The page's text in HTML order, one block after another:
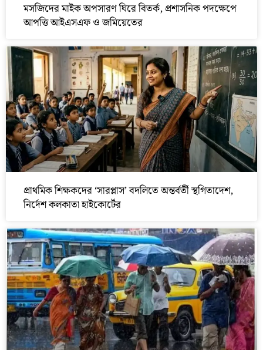
মসজিদের মাইক অপসারণ ঘিরে বিতর্ক, প্রশাসনিক পদক্ষেপে
আপত্তি আইএসএফ ও জমিয়েতের
প্রাথমিক শিক্ষকদের ‘সারপ্লাস’ বদলিতে অন্তর্বর্তী স্থগিতাদেশ,
নির্দেশ কলকাতা হাইকোর্টের